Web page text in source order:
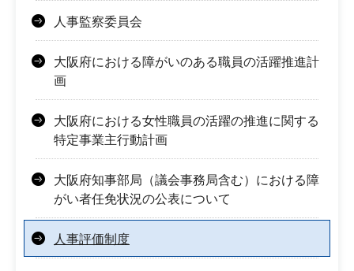
人事監察委員会
大阪府における障がいのある職員の活躍推進計
画
大阪府における女性職員の活躍の推進に関する
特定事業主行動計画
大阪府知事部局（議会事務局含む）における障
がい者任免状況の公表について
人事評価制度